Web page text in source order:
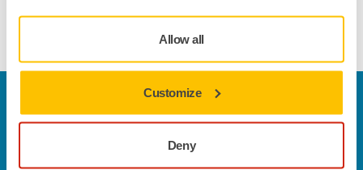
Allow all
Customize
Deny
hizmet vermektedir.
Daha fazla bilgi edinmek ister misiniz? Lütfen bizimle
ve uzman ekibimiz sorularınızı